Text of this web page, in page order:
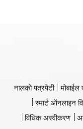
नालको पत्रपेटी मोबाईल
स्मार्ट ऑनलाइन
विधिक अस्वीकरण